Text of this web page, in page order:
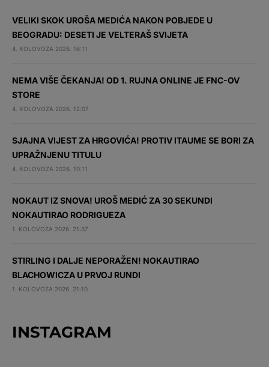
VELIKI SKOK UROŠA MEDIĆA NAKON POBJEDE U
BEOGRADU: DESETI JE VELTERAŠ SVIJETA
4. KOLOVOZA 2026. 16:11
NEMA VIŠE ČEKANJA! OD 1. RUJNA ONLINE JE FNC-OV
STORE
4. KOLOVOZA 2026. 12:07
SJAJNA VIJEST ZA HRGOVIĆA! PROTIV ITAUME SE BORI ZA
UPRAŽNJENU TITULU
4. KOLOVOZA 2026. 10:11
NOKAUT IZ SNOVA! UROŠ MEDIĆ ZA 30 SEKUNDI
NOKAUTIRAO RODRIGUEZA
1. KOLOVOZA 2026. 21:37
STIRLING I DALJE NEPORAŽEN! NOKAUTIRAO
BLACHOWICZA U PRVOJ RUNDI
1. KOLOVOZA 2026. 21:10
INSTAGRAM